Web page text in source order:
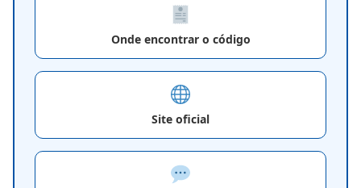
Onde encontrar o código
Site oficial